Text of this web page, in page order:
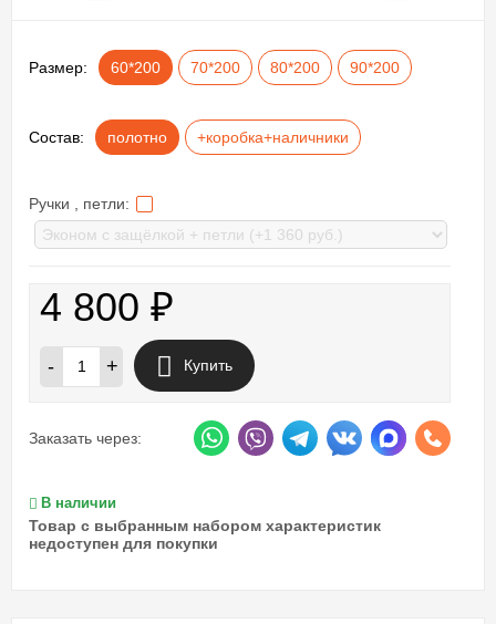
Размер: 60*200 70*200 80*200 90*200
Состав: полотно +коробка+наличники
Ручки , петли:
4 800 ₽
- + Купить
Заказать через:
В наличии
Товар с выбранным набором характеристик
недоступен для покупки